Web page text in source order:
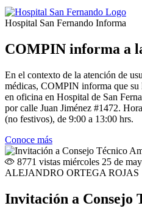
Hospital San Fernando Informa
COMPIN informa a
En el contexto de la atención de
médicas, COMPIN informa que su
en oficina en Hospital de San
por calle Juan Jiménez #1472.
(no festivos), de 9:00 a 13:00 hrs.
Conoce más
8771 vistas miércoles 25 de
ALEJANDRO ORTEGA ROJAS
Invitación a Consejo